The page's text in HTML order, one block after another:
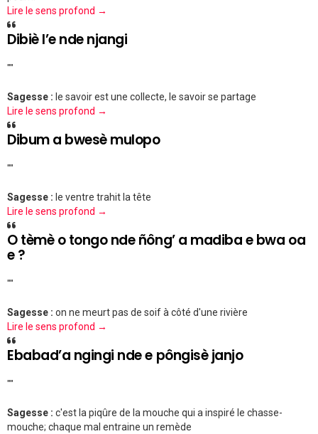
Lire le sens profond →
Dibiè l’e nde njangi
""
Sagesse : le savoir est une collecte, le savoir se partage
Lire le sens profond →
Dibum a bwesè mulopo
""
Sagesse : le ventre trahit la tête
Lire le sens profond →
O tèmè o tongo nde ñông’ a madiba e bwa oa
e ?
""
Sagesse : on ne meurt pas de soif à côté d'une rivière
Lire le sens profond →
Ebabad’a ngingi nde e pôngisè janjo
""
Sagesse : c'est la piqûre de la mouche qui a inspiré le chasse-
mouche; chaque mal entraine un remède